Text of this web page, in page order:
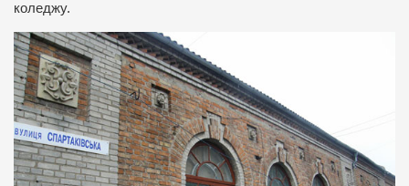
коледжу.